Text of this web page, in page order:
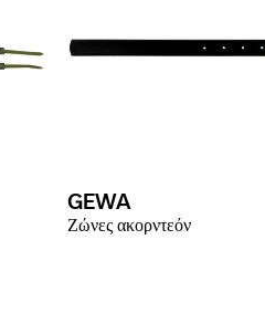
GEWA
Ζώνες ακορντεόν